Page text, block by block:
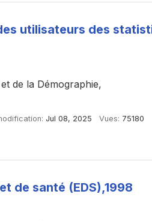
utilisateurs des
de la Démographie,
Jul 08, 2025 Vues: 75180
de santé (EDS),1998